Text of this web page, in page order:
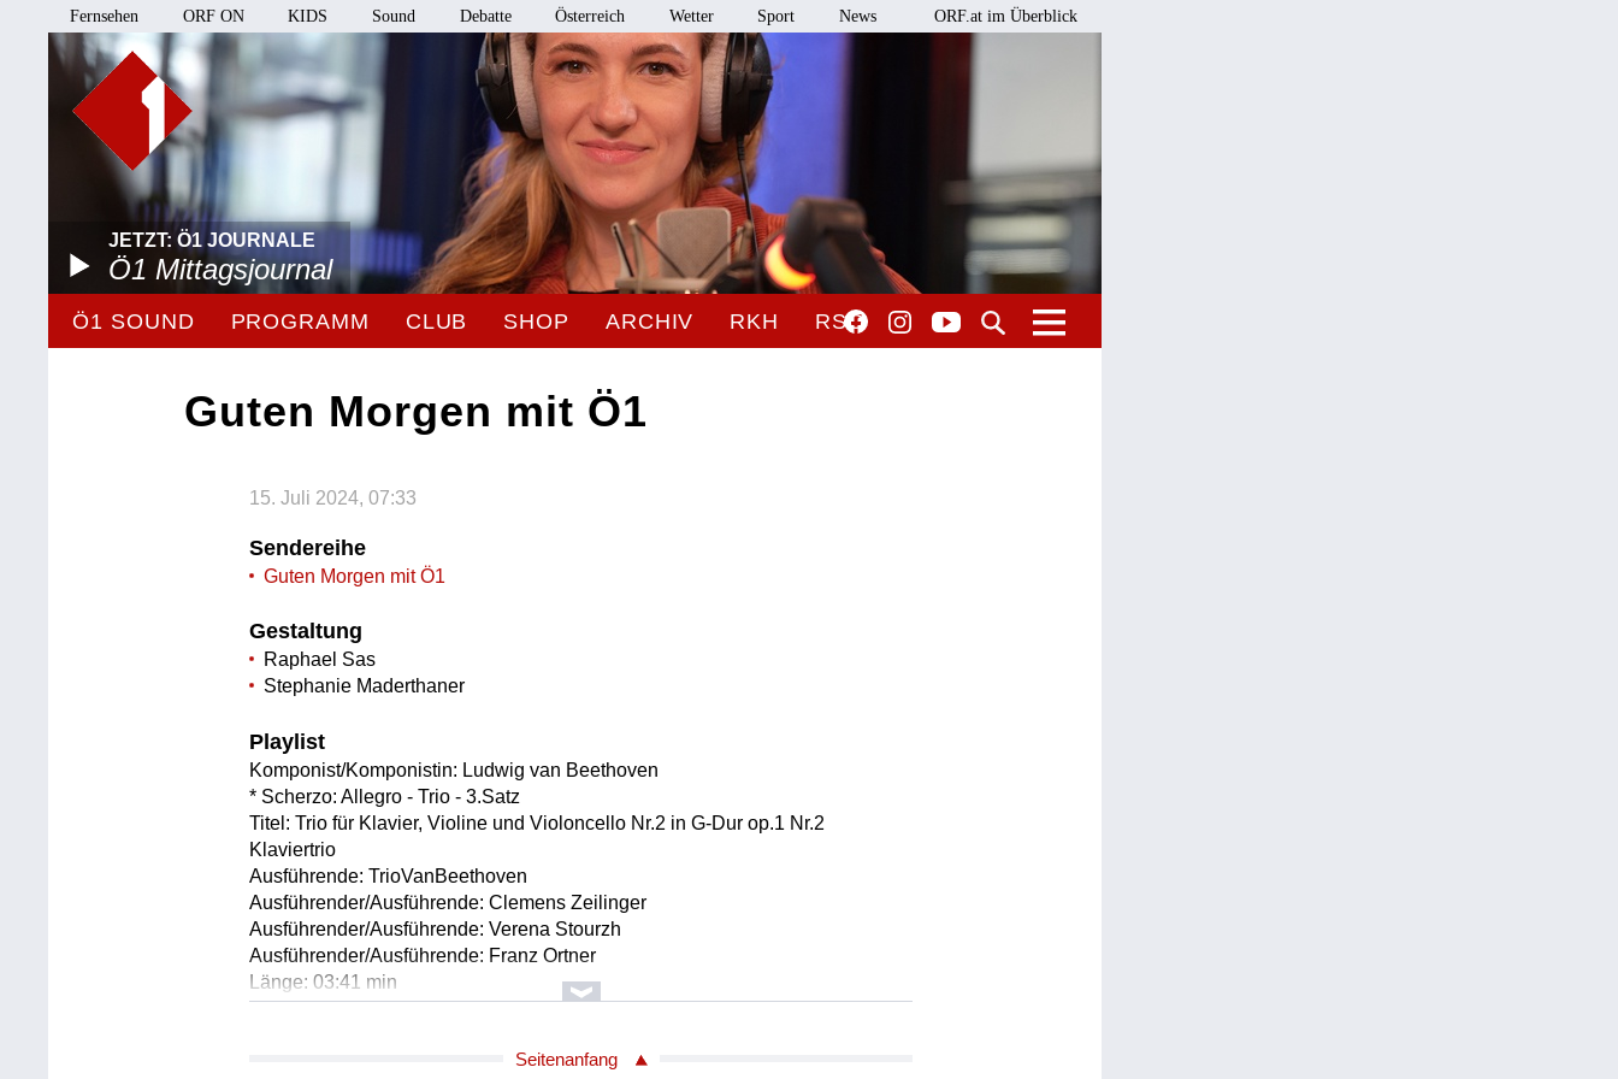
Fernsehen ORF ON KIDS Sound Debatte Österreich Wetter Sport News ORF.at im Überblick
JETZT: Ö1 JOURNALE
Ö1 Mittagsjournal
Ö1 SOUND PROGRAMM CLUB SHOP ARCHIV RKH RSO
Guten Morgen mit Ö1
15. Juli 2024, 07:33
Sendereihe
Guten Morgen mit Ö1
Gestaltung
Raphael Sas
Stephanie Maderthaner
Playlist
Komponist/Komponistin: Ludwig van Beethoven
* Scherzo: Allegro - Trio - 3.Satz
Titel: Trio für Klavier, Violine und Violoncello Nr.2 in G-Dur op.1 Nr.2
Klaviertrio
Ausführende: TrioVanBeethoven
Ausführender/Ausführende: Clemens Zeilinger
Ausführender/Ausführende: Verena Stourzh
Ausführender/Ausführende: Franz Ortner
Länge: 03:41 min
Label: Gramola 99117
Komponist/Komponistin: Antonin Dvorak 1841 - 1904
Seitenanfang